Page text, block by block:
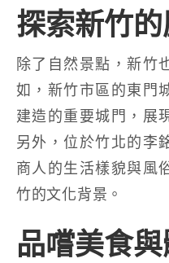
探索新竹
除了自然景點，新竹
如，新竹市區的東門
建造的重要城門，展
另外，位於竹北的李
商人的生活樣貌與風
竹的文化背景。
品嚐美食